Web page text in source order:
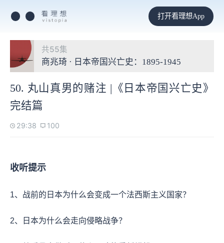
打开看理想App
共55集
商兆琦 · 日本帝国兴亡史：1895-1945
50. 丸山真男的赌注 |《日本帝国兴亡史》
完结篇
29:38 100
收听提示
1、战前的日本为什么会变成一个法西斯主义国家？
2、日本为什么会走向侵略战争？